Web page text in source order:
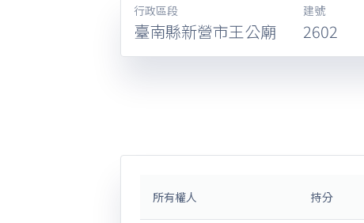
行政區段
臺南縣新營市王公廟
建號
2602
所有權人 持分